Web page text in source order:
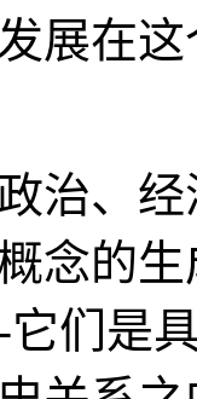
展在
治、
念的
们是